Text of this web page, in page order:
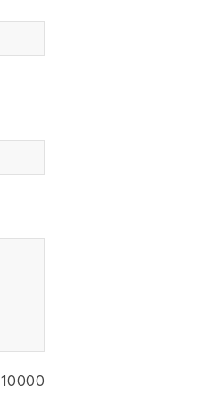
10000